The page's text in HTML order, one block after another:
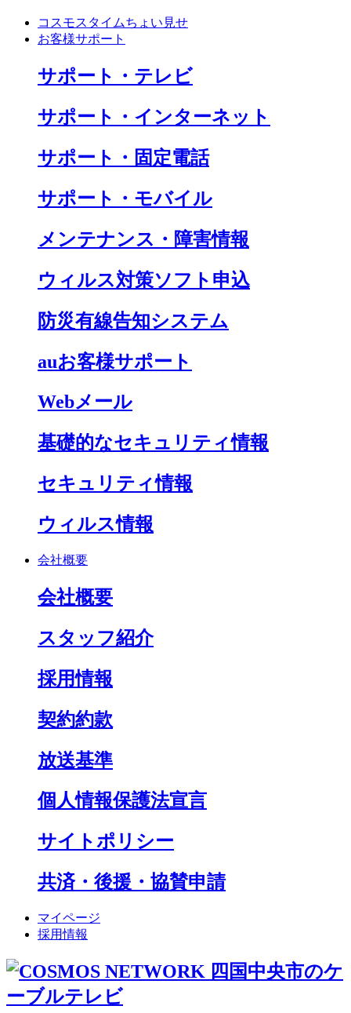
コスモスタイムちょい見せ
お客様サポート
サポート・テレビ
サポート・インターネット
サポート・固定電話
サポート・モバイル
メンテナンス・障害情報
ウィルス対策ソフト申込
防災有線告知システム
auお客様サポート
Webメール
基礎的なセキュリティ情報
セキュリティ情報
ウィルス情報
会社概要
会社概要
スタッフ紹介
採用情報
契約約款
放送基準
個人情報保護法宣言
サイトポリシー
共済・後援・協賛申請
マイページ
採用情報